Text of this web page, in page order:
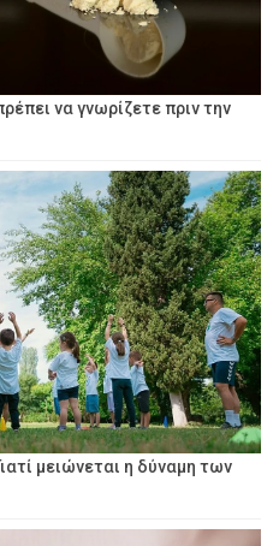
να γνωρίζετε πριν την
μειώνεται η δύναμη των